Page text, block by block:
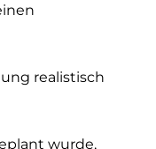
realistisch
wurde,